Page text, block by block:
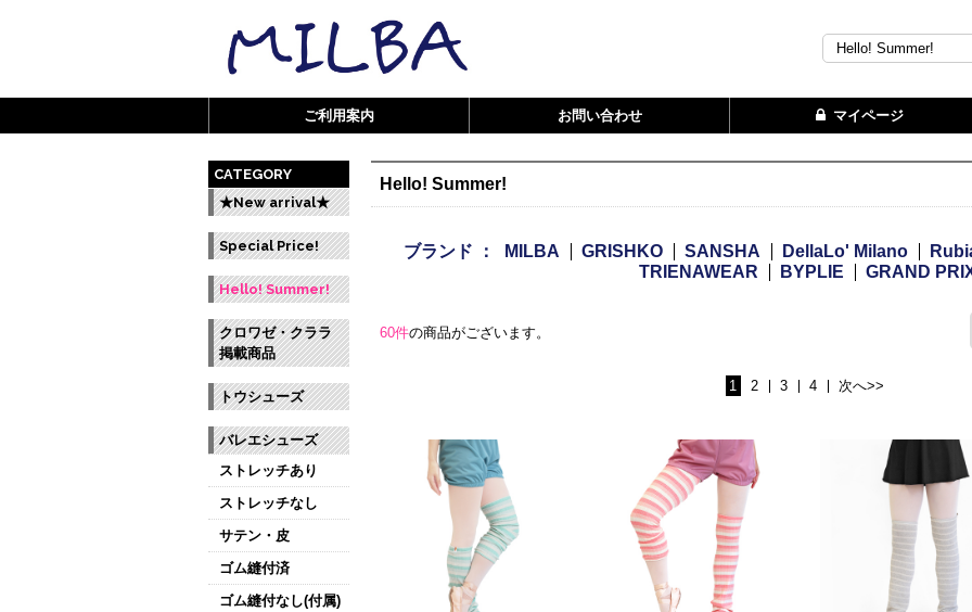
ご利用案内 お問い合わせ マイページ
Hello! Summer!
ブランド ： MILBA GRISHKO SANSHA DellaLo' Milano
TRIENAWEAR
BYPLIE GRAND
60件の商品がございます。
1 2 3 4 次へ>>
CATEGORY
★New arrival★
Special Price!
Hello! Summer!
クロワゼ・クララ
掲載商品
トウシューズ
バレエシューズ
ストレッチあり
ストレッチなし
サテン・皮
ゴム縫付済
ゴム縫付なし(付属)